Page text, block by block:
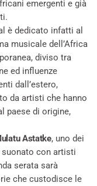
emergenti e già
è dedicato infatti al
musicale dell’Africa
diviso tra
ed influenze
dall’estero,
da artisti che hanno
paese di origine,
Astatke, uno dei
con artisti
serata sarà
che custodisce le